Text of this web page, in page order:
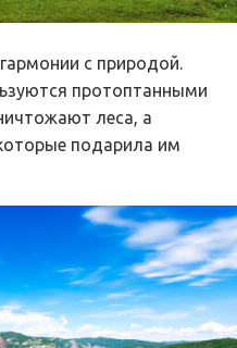
с природой.
протоптанными
леса, а
подарила им